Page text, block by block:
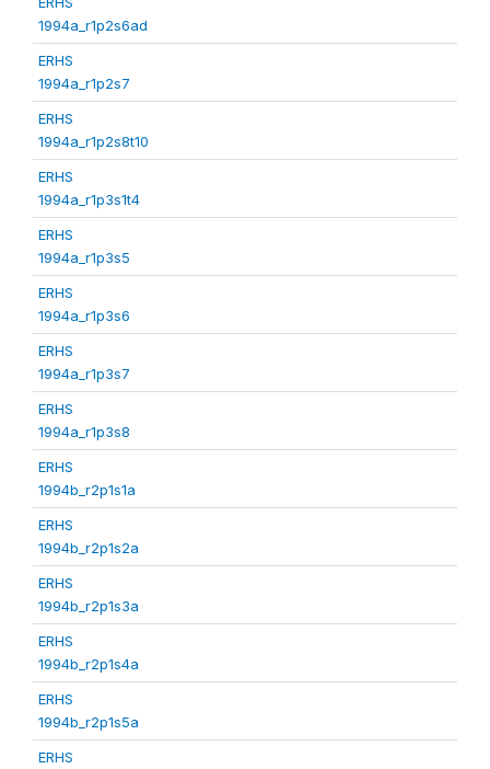
1994a_r1p2s6ad
ERHS
1994a_r1p2s7
ERHS
1994a_r1p2s8t10
ERHS
1994a_r1p3s1t4
ERHS
1994a_r1p3s5
ERHS
1994a_r1p3s6
ERHS
1994a_r1p3s7
ERHS
1994a_r1p3s8
ERHS
1994b_r2p1s1a
ERHS
1994b_r2p1s2a
ERHS
1994b_r2p1s3a
ERHS
1994b_r2p1s4a
ERHS
1994b_r2p1s5a
ERHS